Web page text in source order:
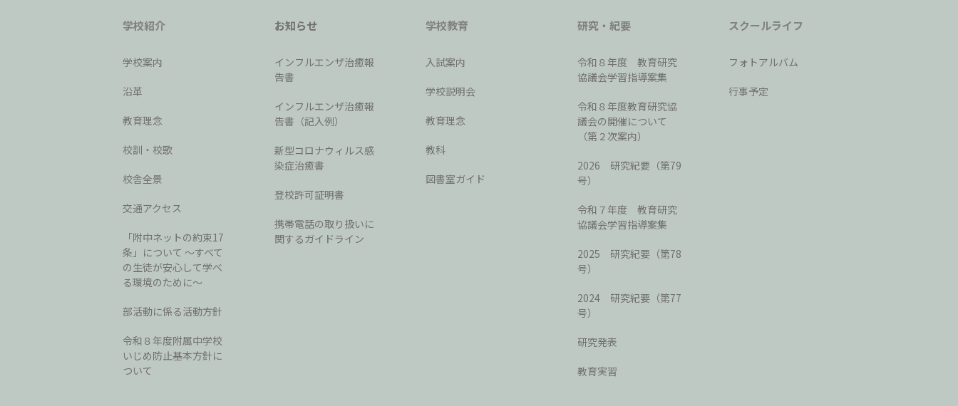
学校紹介
学校案内
沿革
教育理念
校訓・校歌
校舎全景
交通アクセス
「附中ネットの約束17
条」について 〜すべて
の生徒が安心して学べ
る環境のために〜
部活動に係る活動方針
令和８年度附属中学校
いじめ防止基本方針に
ついて
お知らせ
インフルエンザ治癒報
告書
インフルエンザ治癒報
告書（記入例）
新型コロナウィルス感
染症治癒書
登校許可証明書
携帯電話の取り扱いに
関するガイドライン
学校教育
入試案内
学校説明会
教育理念
教科
図書室ガイド
研究・紀要
令和８年度 教育研究
協議会学習指導案集
令和８年度教育研究協
議会の開催について
（第２次案内）
2026 研究紀要（第79
号）
令和７年度 教育研究
協議会学習指導案集
2025 研究紀要（第78
号）
2024 研究紀要（第77
号）
研究発表
教育実習
スクールライフ
フォトアルバム
行事予定